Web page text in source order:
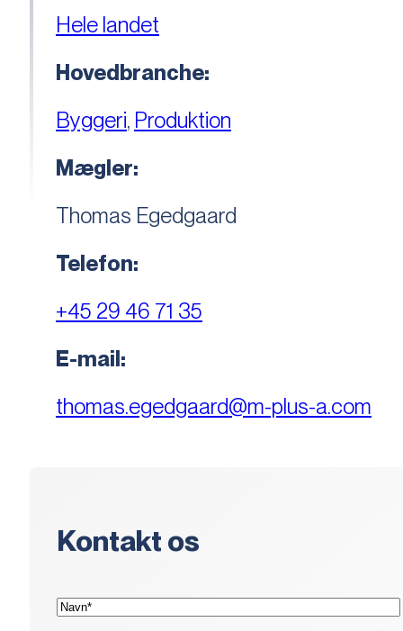
Hele landet
Hovedbranche:
Byggeri, Produktion
Mægler:
Thomas Egedgaard
Telefon:
+45 29 46 71 35
E-mail:
thomas.egedgaard@m-plus-a.com
Kontakt os
Navn*